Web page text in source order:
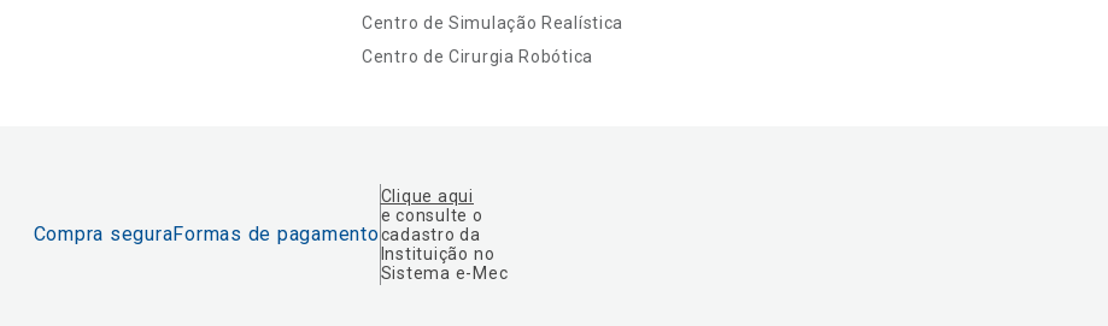
Centro de Simulação Realística
Centro de Cirurgia Robótica
Compra seguraFormas de pagamento
Clique aqui
e consulte o
cadastro da
Instituição no
Sistema e-Mec